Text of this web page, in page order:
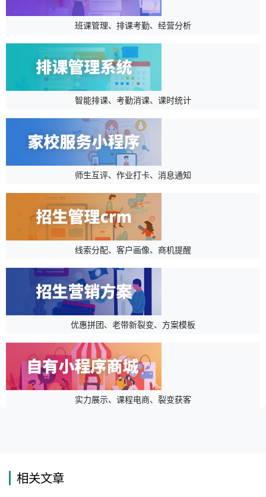
班课管理、排课考勤、经营分析
智能排课、考勤消课、课时统计
师生互评、作业打卡、消息通知
线索分配、客户画像、商机提醒
优惠拼团、老带新裂变、方案模板
实力展示、课程电商、裂变获客
相关文章